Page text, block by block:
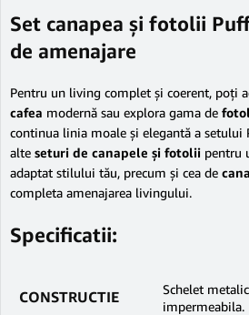
Set canapea și fotolii
de amenajare
Pentru un living complet și coerent, poți
cafea modernă sau explora gama de
continua linia moale și elegantă a setului
alte seturi de canapele și fotolii pentru
adaptat stilului tău, precum și cea de
completa amenajarea livingului.
Specificatii:
CONSTRUCTIE
Schelet
impermeabila.